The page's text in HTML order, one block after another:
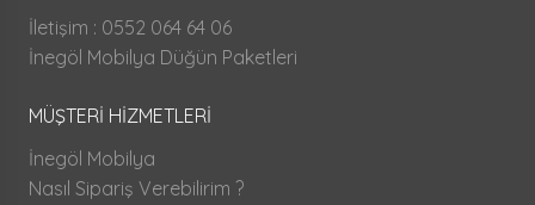
İletişim : 0552 064 64 06
İnegöl Mobilya Düğün Paketleri
MÜŞTERİ HİZMETLERİ
İnegöl Mobilya
Nasıl Sipariş Verebilirim ?